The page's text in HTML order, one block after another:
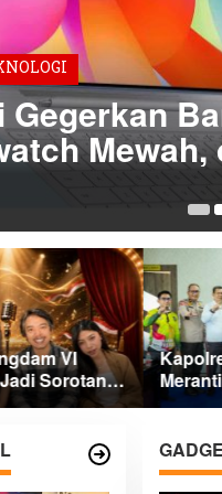
Gegerkan
VI
Sorotan
RI
Merah